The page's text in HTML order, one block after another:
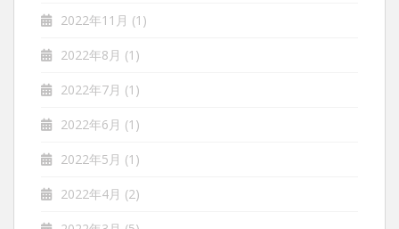
2022年11月 (1)
2022年8月 (1)
2022年7月 (1)
2022年6月 (1)
2022年5月 (1)
2022年4月 (2)